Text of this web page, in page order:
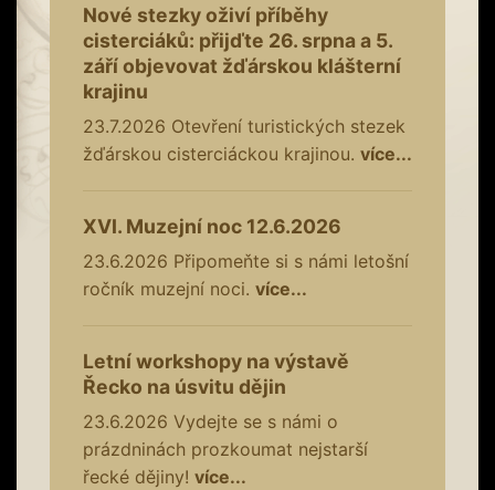
Nové stezky oživí příběhy
cisterciáků: přijďte 26. srpna a 5.
září objevovat žďárskou klášterní
krajinu
23.7.2026 Otevření turistických stezek
žďárskou cisterciáckou krajinou. více...
XVI. Muzejní noc 12.6.2026
23.6.2026 Připomeňte si s námi letošní
ročník muzejní noci. více...
Letní workshopy na výstavě
Řecko na úsvitu dějin
23.6.2026 Vydejte se s námi o
prázdninách prozkoumat nejstarší
řecké dějiny! více...